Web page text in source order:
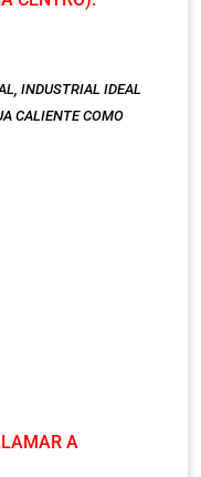
INDUSTRIAL IDEAL
CALIENTE COMO
A